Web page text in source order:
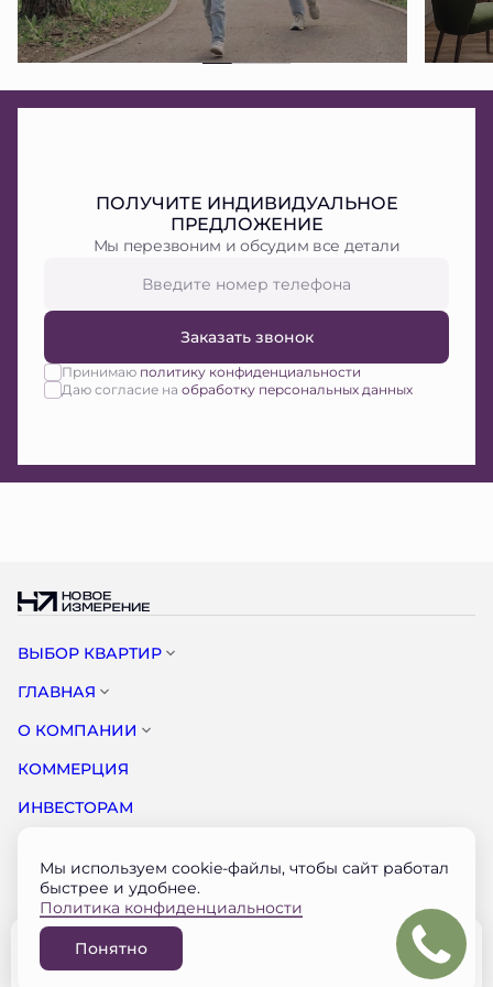
ПОЛУЧИТЕ ИНДИВИДУАЛЬНОЕ
ПРЕДЛОЖЕНИЕ
Мы перезвоним и обсудим все детали
Заказать звонок
Принимаю политику конфиденциальности
Даю согласие на обработку персональных данных
ВЫБОР КВАРТИР
ГЛАВНАЯ
О КОМПАНИИ
КОММЕРЦИЯ
ИНВЕСТОРАМ
КОНТАКТЫ
Документация застройщика на наш.дом.рф
© НОВОЕ ИЗМЕРЕНИЕ 2026
Разработано
Мы используем cookie-файлы, чтобы сайт работал
быстрее и удобнее.
Политика конфиденциальности
Понятно